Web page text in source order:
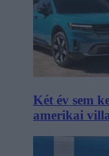
Két év sem
amerikai